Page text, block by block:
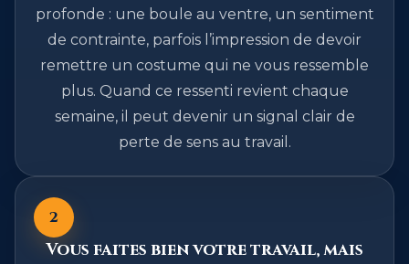
profonde : une boule au ventre, un sentiment
de contrainte, parfois l’impression de devoir
remettre un costume qui ne vous ressemble
plus. Quand ce ressenti revient chaque
semaine, il peut devenir un signal clair de
perte de sens au travail.
2
Vous faites bien votre travail, mais